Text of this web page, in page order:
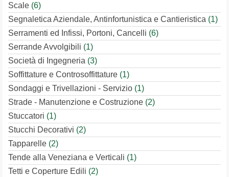
Scale (6)
Segnaletica Aziendale, Antinfortunistica e Cantieristica (1)
Serramenti ed Infissi, Portoni, Cancelli (6)
Serrande Avvolgibili (1)
Società di Ingegneria (3)
Soffittature e Controsoffittature (1)
Sondaggi e Trivellazioni - Servizio (1)
Strade - Manutenzione e Costruzione (2)
Stuccatori (1)
Stucchi Decorativi (2)
Tapparelle (2)
Tende alla Veneziana e Verticali (1)
Tetti e Coperture Edili (2)